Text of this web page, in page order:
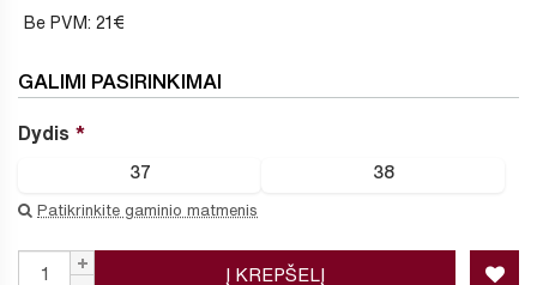
Be PVM: 21€
GALIMI PASIRINKIMAI
Dydis
37 38
Patikrinkite gaminio matmenis
Į KREPŠELĮ